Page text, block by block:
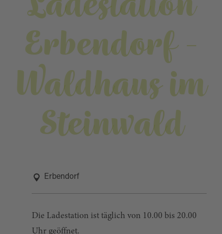
Erbendorf -
Waldhaus im
Steinwald
Erbendorf
Die Ladestation ist täglich von 10.00 bis 20.00
Uhr geöffnet.